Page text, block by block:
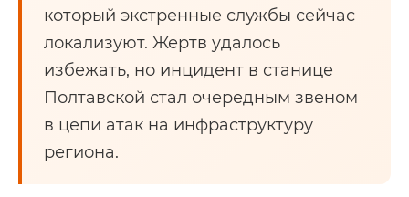
который экстренные службы сейчас
локализуют. Жертв удалось
избежать, но инцидент в станице
Полтавской стал очередным звеном
в цепи атак на инфраструктуру
региона.